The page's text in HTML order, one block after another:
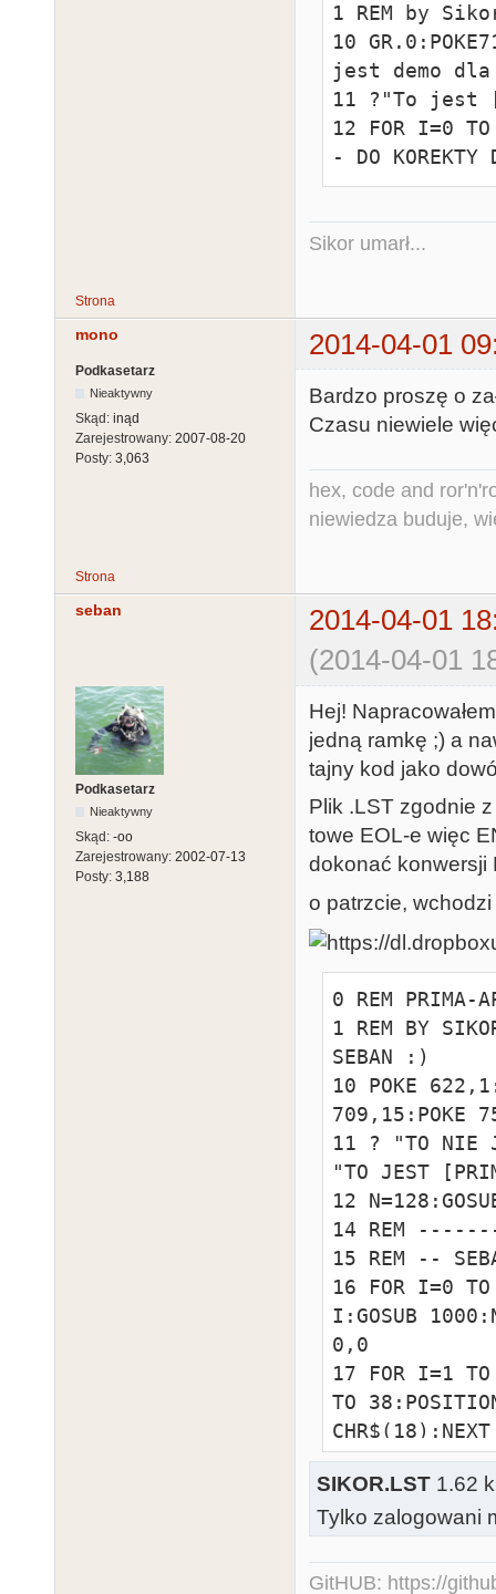
1 REM by
10
jest demo
11 ?"To jest
12 FOR I=0 TO
- DO KOREKTY
Sikor umarł...
Strona
mono 2014-04-01
Podkasetarz
Nieaktywny
Skąd: inąd
Zarejestrowany: 2007-08-20
Posty: 3,063
Bardzo proszę o
Czasu niewiele
hex, code and
niewiedza buduje,
Strona
seban
2014-04-01
(2014-04-01
Podkasetarz
Nieaktywny
Skąd: -oo
Zarejestrowany: 2002-07-13
Posty: 3,188
Hej!
jedną ramkę ;) a
tajny kod jako
Plik .LST zgodnie
towe EOL-e więc
dokonać konwersji
o patrzcie, wchodzi
0 REM PRIMA-
1 REM BY
SEBAN :)
10 POKE
709,15:POKE
11 ? "TO NIE
"TO JEST
12
14 REM
15 REM --
16 FOR I=0
I:GOSUB
0,0
17 FOR I=1
TO
18 FOR I=5
38,I:?
19 POSITION
20 A$="
SIKOR.LST 1.62
Tylko zalogowani
GitHUB: https://